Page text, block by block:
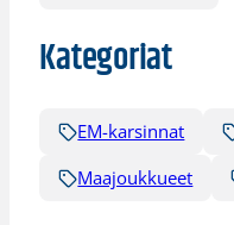
Kategoriat
EM-karsinnat
Maajoukkueet